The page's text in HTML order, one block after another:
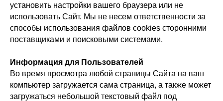
установить настройки вашего браузера или не
использовать Сайт. Мы не несем ответственности за
способы использования файлов cookies сторонними
поставщиками и поисковыми системами.
Информация для Пользователей
Во время просмотра любой страницы Сайта на ваш
компьютер загружается сама страница, а также может
загружаться небольшой текстовый файл под